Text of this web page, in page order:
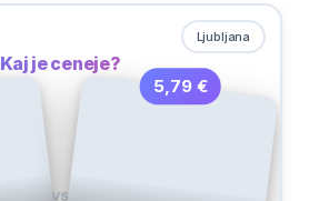
Ljubljana
Kaj je ceneje?
VS
5,79 €